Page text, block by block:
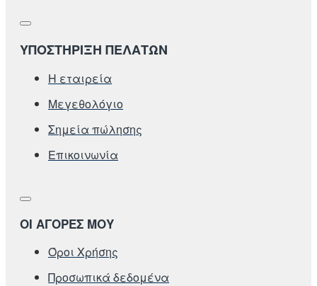
ΥΠΟΣΤΗΡΙΞΗ ΠΕΛΑΤΩΝ
Η εταιρεία
Μεγεθολόγιο
Σημεία πώλησης
Επικοινωνία
ΟΙ ΑΓΟΡΕΣ ΜΟΥ
Όροι Χρήσης
Προσωπικά δεδομένα